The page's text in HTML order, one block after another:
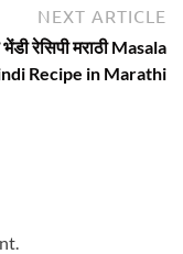
NEXT ARTICLE
रेसिपी मराठी Masala
Recipe in Marathi